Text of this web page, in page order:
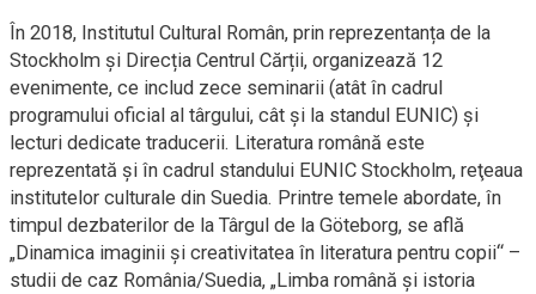
În 2018, Institutul Cultural Român, prin reprezentanța de la
Stockholm și Direcția Centrul Cărții, organizează 12
evenimente, ce includ zece seminarii (atât în cadrul
programului oficial al târgului, cât și la standul EUNIC) și
lecturi dedicate traducerii. Literatura română este
reprezentată şi în cadrul standului EUNIC Stockholm, reţeaua
institutelor culturale din Suedia. Printre temele abordate, în
timpul dezbaterilor de la Târgul de la Göteborg, se află
„Dinamica imaginii și creativitatea în literatura pentru copii“ –
studii de caz România/Suedia, „Limba română și istoria